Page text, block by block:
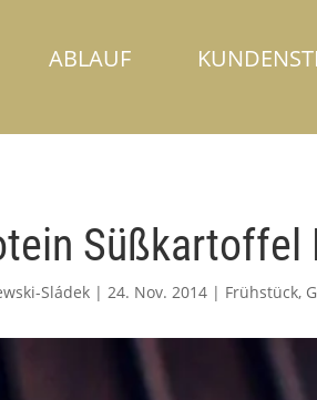
ABLAUF
Süßkartoffel
Sládek | 24. Nov. 2014 | Frühstück,